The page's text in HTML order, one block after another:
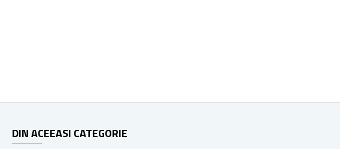
DIN ACEEASI CATEGORIE